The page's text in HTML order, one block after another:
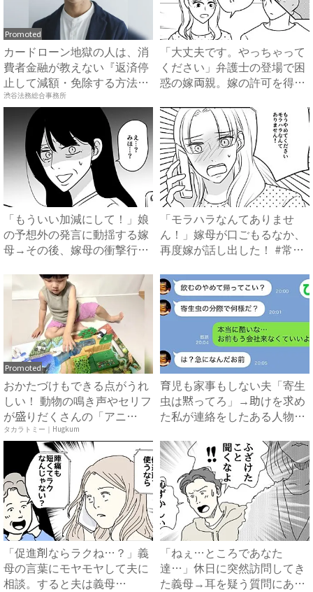
Promoted
カードローン地獄の人は、消
費者金融が教えない『返済停
止して減額・免除する方法』
で...
渋谷法務総合事務所
「大丈夫です。やっちゃって
ください」弁護士の登場で困
惑の嫁両親。嫁の許可を得た
「もういい加減にして！」娘
の予想外の発言に動揺する嫁
母→その後、嫁母の衝撃行動
「モラハラなんてありませ
ん！」嫁母が口ごもるなか、
再度嫁が話し出した！ #常識
Promoted
おかたづけもできる点がうれ
しい！ 動物の鳴き声やセリフ
が盛りだくさんの「アニ
ア ...
タカラトミー｜Hugkum
育児も家事もしない夫「寄生
虫は黙ってろ」→助けを求め
た私が連絡をしたある人物と
「促進剤ならラクね…？」義
母の言葉にモヤモヤして夫に
相談。すると夫は義母
「ねぇ…ところであなた
達…」休日に突然訪問してき
た義母→耳を疑う質問にあ